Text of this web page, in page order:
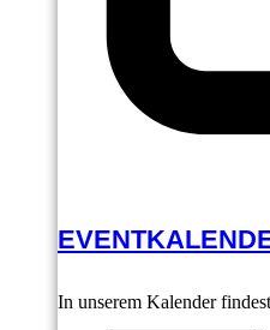
In unserem Kalender